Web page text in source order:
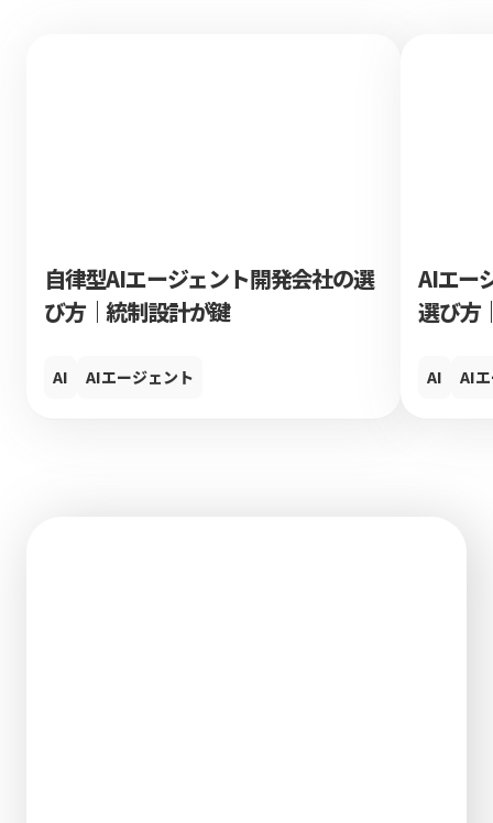
自律型AIエージェント開発会社の選
び方｜統制設計が鍵
AI AIエージェント
AIエー
選び方
AI AI